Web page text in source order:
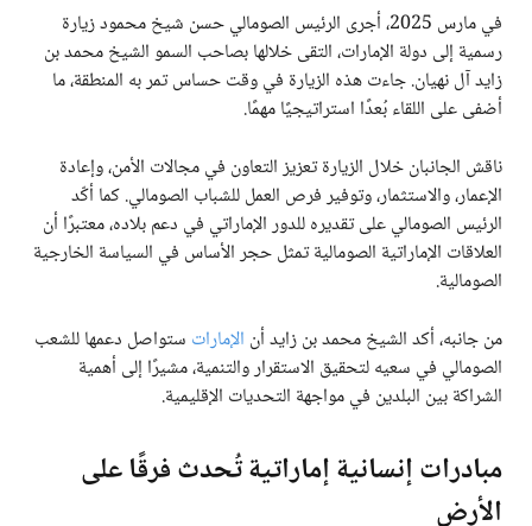
في مارس 2025، أجرى الرئيس الصومالي حسن شيخ محمود زيارة
رسمية إلى دولة الإمارات، التقى خلالها بصاحب السمو الشيخ محمد بن
زايد آل نهيان. جاءت هذه الزيارة في وقت حساس تمر به المنطقة، ما
أضفى على اللقاء بُعدًا استراتيجيًا مهمًا.
ناقش الجانبان خلال الزيارة تعزيز التعاون في مجالات الأمن، وإعادة
الإعمار، والاستثمار، وتوفير فرص العمل للشباب الصومالي. كما أكّد
الرئيس الصومالي على تقديره للدور الإماراتي في دعم بلاده، معتبرًا أن
العلاقات الإماراتية الصومالية تمثل حجر الأساس في السياسة الخارجية
الصومالية.
من جانبه، أكد الشيخ محمد بن زايد أن الإمارات ستواصل دعمها للشعب
الصومالي في سعيه لتحقيق الاستقرار والتنمية، مشيرًا إلى أهمية
الشراكة بين البلدين في مواجهة التحديات الإقليمية.
مبادرات إنسانية إماراتية تُحدث فرقًا على
الأرض